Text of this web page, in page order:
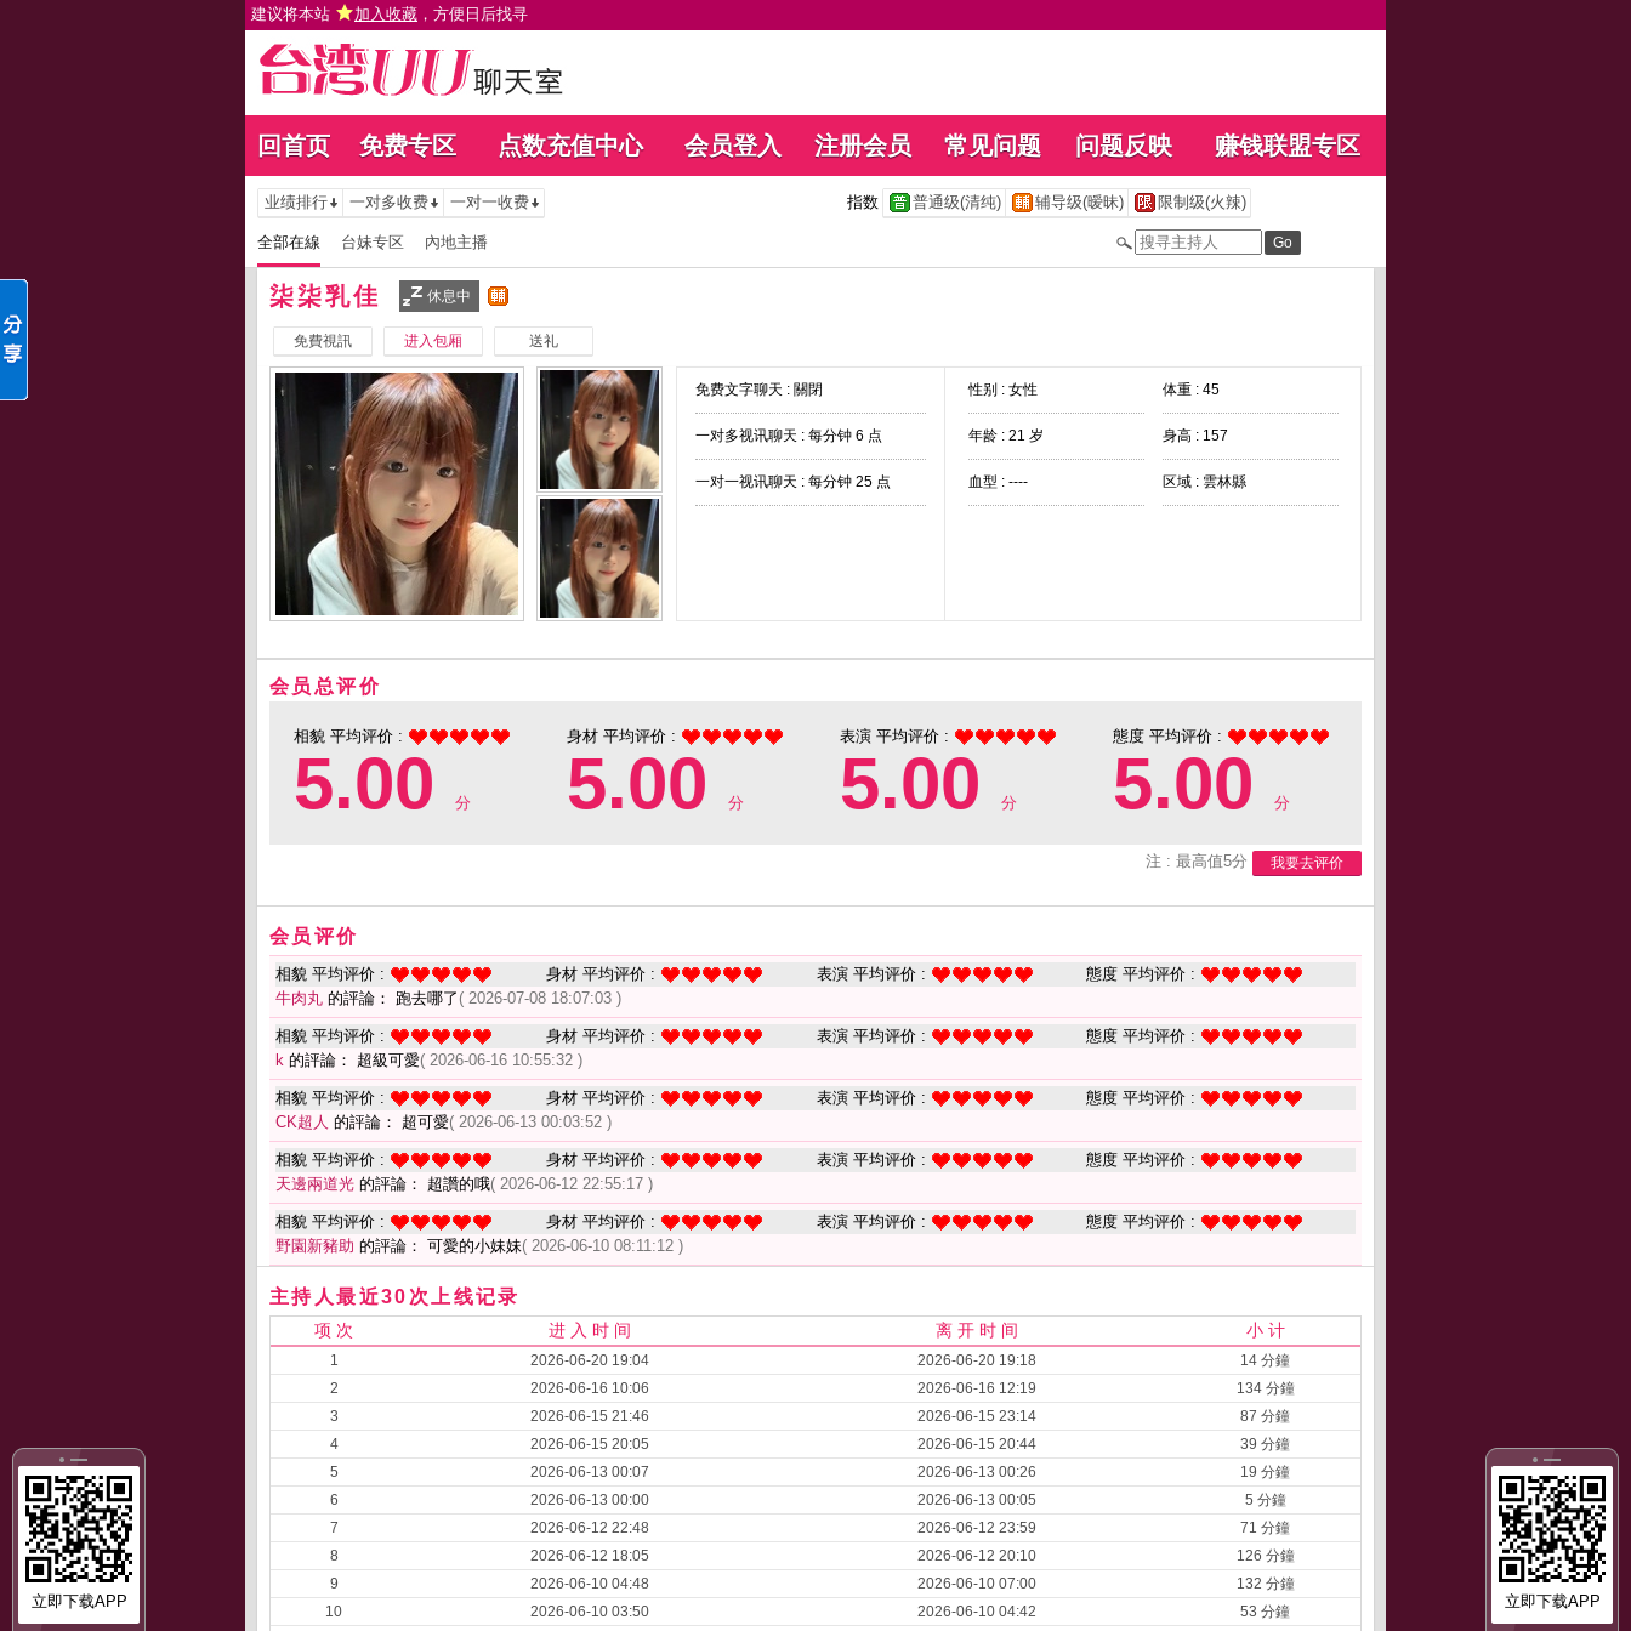
建议将本站 加入收藏 ，方便日后找寻
回首页 免费专区 点数充值中心 会员登入 注册会员 常见问题 问题反映 赚钱联盟专区
立即下载APP
立即下载APP
业绩排行 一对多收费 一对一收费 指数 普通级(清纯) 辅导级(暧昧) 限制级(火辣)
全部在線 台妹专区 內地主播
柒柒乳佳 休息中
免費視訊 进入包厢 送礼
免费文字聊天 : 關閉
一对多视讯聊天 : 每分钟 6 点
一对一视讯聊天 : 每分钟 25 点
性别 : 女性 体重 : 45
年龄 : 21 岁 身高 : 157
血型 : ---- 区域 : 雲林縣
会员总评价
相貌 平均评价 :
5.00 分
身材 平均评价 :
5.00 分
表演 平均评价 :
5.00 分
態度 平均评价 :
5.00 分
注 : 最高值5分 我要去评价
会员评价
相貌 平均评价 : 身材 平均评价 : 表演 平均评价 :
態度 平均评价 :
牛肉丸 的評論： 跑去哪了 ( 2026-07-08 18:07:03 )
相貌 平均评价 : 身材 平均评价 : 表演 平均评价 :
態度 平均评价 :
k 的評論： 超級可愛( 2026-06-16 10:55:32 )
相貌 平均评价 : 身材 平均评价 : 表演 平均评价 :
態度 平均评价 :
CK超人 的評論： 超可愛( 2026-06-13 00:03:52 )
相貌 平均评价 : 身材 平均评价 : 表演 平均评价 :
態度 平均评价 :
天邊兩道光 的評論： 超讚的哦( 2026-06-12 22:55:17 )
相貌 平均评价 : 身材 平均评价 : 表演 平均评价 :
態度 平均评价 :
野園新豬助 的評論： 可愛的小妹妹( 2026-06-10 08:11:12 )
主持人最近30次上线记录
项 次 进 入 时 间 离 开 时 间 小 计
1 2026-06-20 19:04 2026-06-20 19:18
14 分鐘
2
2026-06-16 10:06 2026-06-16 12:19
134 分鐘
3
2026-06-15 21:46 2026-06-15 23:14
87 分鐘
4
2026-06-15 20:05 2026-06-15 20:44
39 分鐘
5
2026-06-13 00:07 2026-06-13 00:26
19 分鐘
6
2026-06-13 00:00 2026-06-13 00:05
5 分鐘
7
2026-06-12 22:48 2026-06-12 23:59
71 分鐘
8
2026-06-12 18:05 2026-06-12 20:10
126 分鐘
9
2026-06-10 04:48 2026-06-10 07:00
132 分鐘
10
2026-06-10 03:50 2026-06-10 04:42 53 分鐘